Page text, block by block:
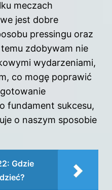
meczach
jest dobre
pressingu oraz
zdobywam nie
wydarzeniami,
co mogę poprawić
fundament sukcesu,
o naszym sposobie
Gdzie